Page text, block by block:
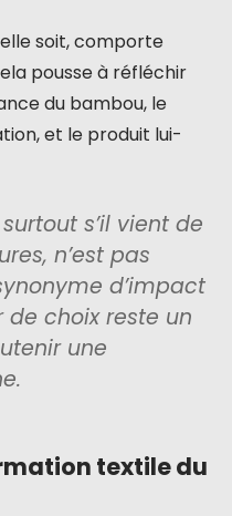
soit, comporte
pousse à réfléchir
du bambou, le
et le produit lui-
s’il vient de
n’est pas
d’impact
de choix reste un
une
textile du